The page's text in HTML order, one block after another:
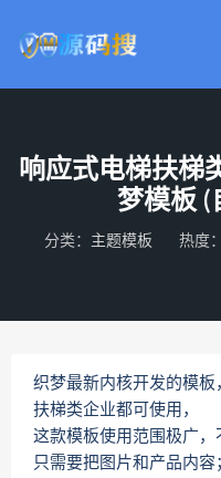
响应式电梯扶梯
梦模板 (
分类： 主题模板 热度
织梦最新内核开发的模板
扶梯类企业都可使用，
这款模板使用范围极广
只需要把图片和产品内容